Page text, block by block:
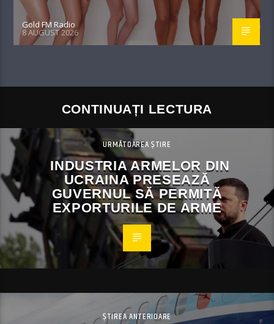
Gold FM Radio
8 AUGUST 2026
CONTINUAȚI LECTURA
URMĂTOAREA ȘTIRE
INDUSTRIA ARMELOR DIN
UCRAINA PRESEAZĂ
GUVERNUL SĂ PERMITĂ
EXPORTURILE DE ARME
ȘTIREA ANTERIOARE